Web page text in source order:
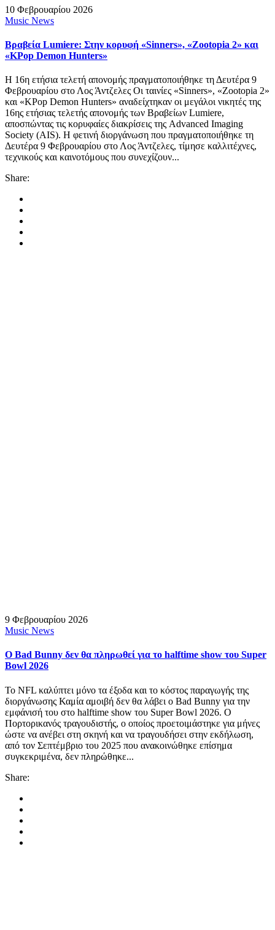
10 Φεβρουαρίου 2026
Music News
Βραβεία Lumiere: Στην κορυφή «Sinners», «Zootopia 2» και
«KPop Demon Hunters»
Η 16η ετήσια τελετή απονομής πραγματοποιήθηκε τη Δευτέρα 9
Φεβρουαρίου στο Λος Άντζελες Οι ταινίες «Sinners», «Zootopia 2»
και «KPop Demon Hunters» αναδείχτηκαν οι μεγάλοι νικητές της
16ης ετήσιας τελετής απονομής των Βραβείων Lumiere,
αποσπώντας τις κορυφαίες διακρίσεις της Advanced Imaging
Society (AIS). Η φετινή διοργάνωση που πραγματοποιήθηκε τη
Δευτέρα 9 Φεβρουαρίου στο Λος Άντζελες, τίμησε καλλιτέχνες,
τεχνικούς και καινοτόμους που συνεχίζουν...
Share:
9 Φεβρουαρίου 2026
Music News
Ο Bad Bunny δεν θα πληρωθεί για το halftime show του Super
Bowl 2026
Το NFL καλύπτει μόνο τα έξοδα και το κόστος παραγωγής της
διοργάνωσης Καμία αμοιβή δεν θα λάβει ο Bad Bunny για την
εμφάνισή του στο halftime show του Super Bowl 2026. Ο
Πορτορικανός τραγουδιστής, ο οποίος προετοιμάστηκε για μήνες
ώστε να ανέβει στη σκηνή και να τραγουδήσει στην εκδήλωση,
από τον Σεπτέμβριο του 2025 που ανακοινώθηκε επίσημα
συγκεκριμένα, δεν πληρώθηκε...
Share: